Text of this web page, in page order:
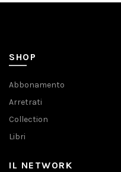
SHOP
Abbonamento
Arretrati
Collection
Libri
IL NETWORK